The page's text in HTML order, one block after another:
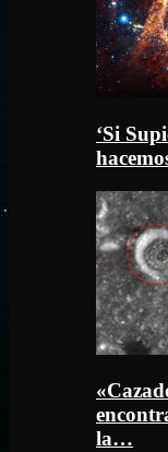
‘Si
la…